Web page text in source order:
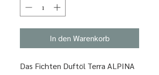
In den Warenkorb
Das Fichten Duftöl Terra ALPINA